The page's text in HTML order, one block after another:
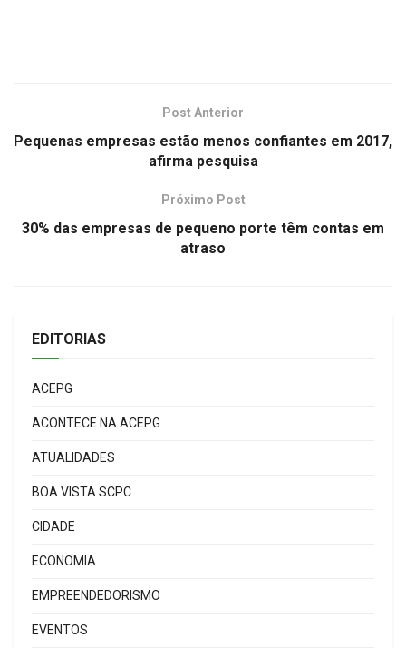
Post Anterior
Pequenas empresas estão menos confiantes em 2017,
afirma pesquisa
Próximo Post
30% das empresas de pequeno porte têm contas em
atraso
EDITORIAS
ACEPG
ACONTECE NA ACEPG
ATUALIDADES
BOA VISTA SCPC
CIDADE
ECONOMIA
EMPREENDEDORISMO
EVENTOS